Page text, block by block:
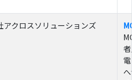
アクロスソリューションズ